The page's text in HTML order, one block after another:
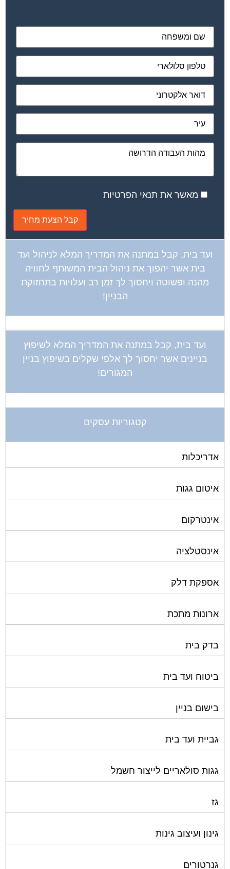
מאשר את תנאי הפרטיות
ועד בית, קבל במתנה את המדריך המלא לניהול ועד
בית אשר יהפוך את ניהול הבית המשותף לחוויה
מהנה ופשוטה ויחסוך לך זמן רב ועלויות בתחזוקת
הבניין!
ועד בית, קבל במתנה את המדריך המלא לשיפוץ
בניינים אשר יחסוך לך אלפי שקלים בשיפוץ בניין
המגורים!
קטגוריות עסקים
אדריכלות
איטום גגות
אינטרקום
אינסטלציה
אספקת דלק
ארונות מתכת
בדק בית
ביטוח ועד בית
בישום בניין
גביית ועד בית
גגות סולאריים לייצור חשמל
גז
גינון ועיצוב גינות
גנרטורים